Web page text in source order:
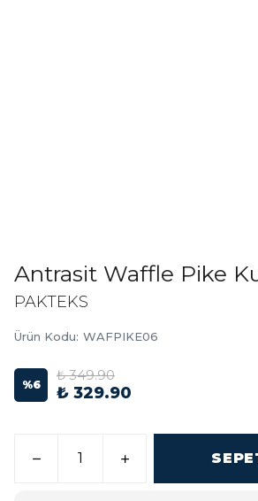
Antrasit Waffle Pike
PAKTEKS
Ürün Kodu: WAFPIKE06
%6
₺ 349.90
₺ 329.90